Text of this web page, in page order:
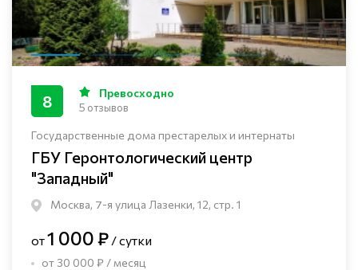
Государственные дома престарелых и интернаты
ГБУ Геронтологический центр
"Западный"
Москва, 7-я улица Лазенки, 12, стр. 1
8 Превосходно
5 отзывов
от1 000 ₽ / сутки
от 30 000 ₽ / месяц